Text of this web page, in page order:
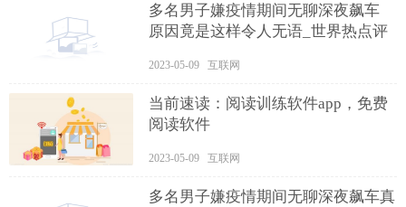
多名男子嫌疫情期间无聊深夜飙车
原因竟是这样令人无语_世界热点评
2023-05-09 互联网
当前速读：阅读训练软件app，免费
阅读软件
2023-05-09 互联网
多名男子嫌疫情期间无聊深夜飙车真